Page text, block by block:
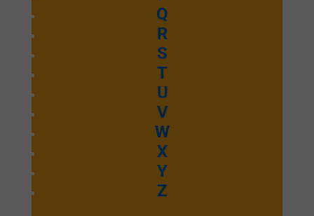
Q
R
S
T
U
V
W
X
Y
Z